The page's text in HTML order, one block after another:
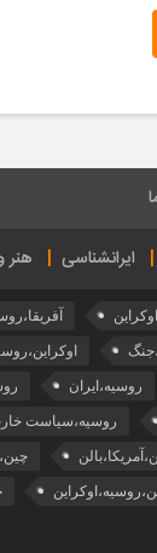
ایرانشناسی
روسیه،ایران
روسیه،سیاست